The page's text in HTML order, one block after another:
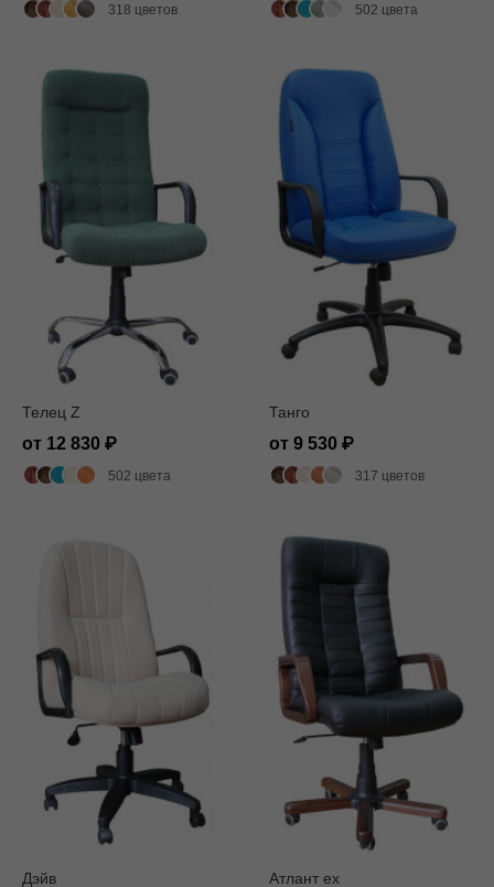
318 цветов 502 цвета
Телец Z
от 12 830
502 цвета
Танго
от 9 530
317 цветов
Дэйв Атлант ех